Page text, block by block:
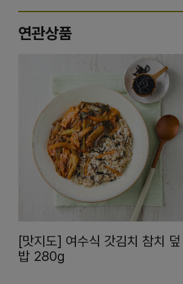
연관상품
[맛지도] 여수식 갓김치 참치 덮
밥 280g